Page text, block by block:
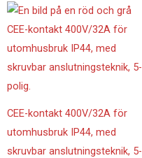
CEE-kontakt 400V/32A för
utomhusbruk IP44, med
skruvbar anslutningsteknik, 5-